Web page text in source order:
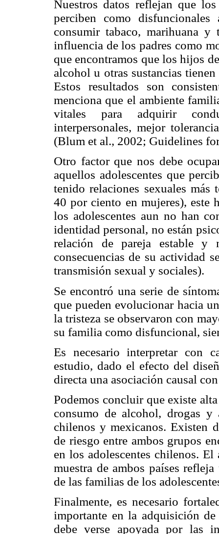
Nuestros datos reflejan que
perciben como
consumir tabaco, marihuana y
influencia de los padres como
que encontramos que los hijos
alcohol u otras sustancias
Estos resultados son
menciona que el ambiente
vitales para adquirir
interpersonales, mejor
(Blum et al., 2002; Guidelines
Otro factor que nos debe
aquellos adolescentes que
tenido relaciones sexuales
40 por ciento en mujeres), este
los adolescentes aun no han
identidad personal, no están
relación de pareja estable y
consecuencias de su actividad
transmisión sexual y sociales).
Se encontró una serie de
que pueden evolucionar hacia
la tristeza se observaron con
su familia como disfuncional,
Es necesario interpretar con
estudio, dado el efecto del
directa una asociación causal
Podemos concluir que existe
consumo de alcohol, drogas y
chilenos y mexicanos. Existen
de riesgo entre ambos grupos
en los adolescentes chilenos.
muestra de ambos países
de las familias de los
Finalmente, es necesario
importante en la adquisición
debe verse apoyada por las